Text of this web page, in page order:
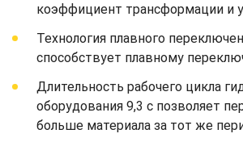
коэффициент трансформации и
Технология плавного
способствует плавному
Длительность рабочего цикла
оборудования 9,3 с позволяет
больше материала за тот же